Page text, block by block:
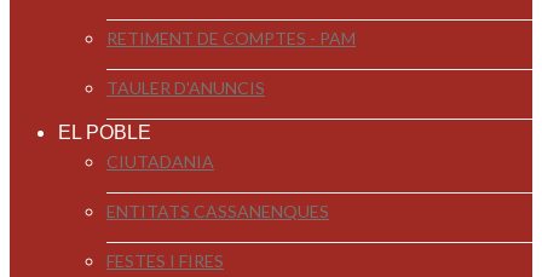
RETIMENT DE COMPTES - PAM
TAULER D'ANUNCIS
EL POBLE
CIUTADANIA
ENTITATS CASSANENQUES
FESTES I FIRES